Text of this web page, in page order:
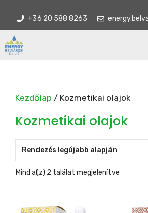
tartalomba
+36 20 588 8263
Kezdőlap / Kozmetikai olajok
Kozmetikai olajok
Mind a(z) 2 találat megjelenítve